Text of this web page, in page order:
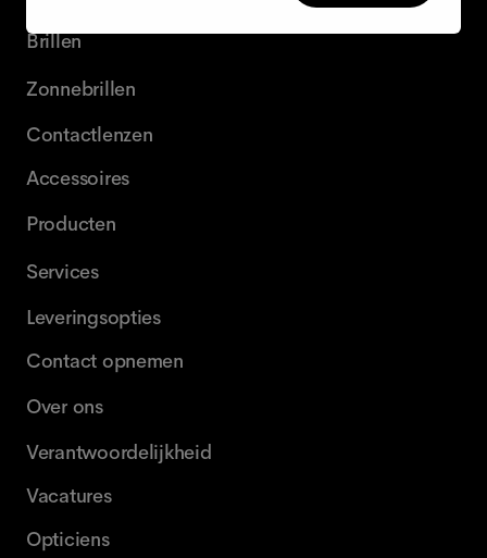
Brillen
Zonnebrillen
Contactlenzen
Accessoires
Producten
Services
Leveringsopties
Contact opnemen
Over ons
Verantwoordelijkheid
Vacatures
Opticiens